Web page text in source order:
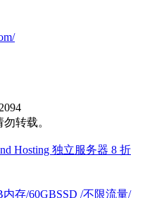
转载。
Hosting 独立服务器 8 折
内存/60GBSSD /不限流量/